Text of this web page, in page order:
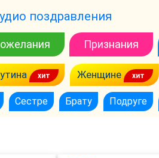
поздравления
Признания
Женщине
Сестре Брату Подруге